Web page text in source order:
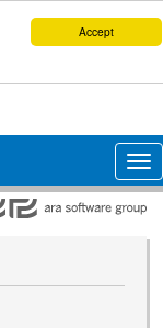
Accept